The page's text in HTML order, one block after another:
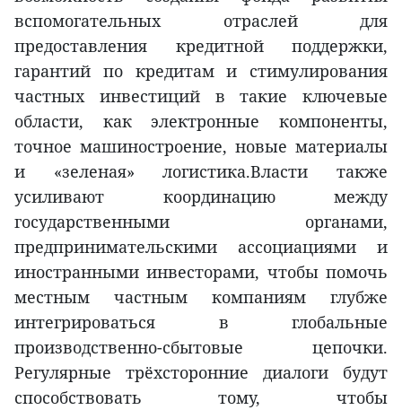
вспомогательных отраслей для
предоставления кредитной поддержки,
гарантий по кредитам и стимулирования
частных инвестиций в такие ключевые
области, как электронные компоненты,
точное машиностроение, новые материалы
и «зеленая» логистика.Власти также
усиливают координацию между
государственными органами,
предпринимательскими ассоциациями и
иностранными инвесторами, чтобы помочь
местным частным компаниям глубже
интегрироваться в глобальные
производственно-сбытовые цепочки.
Регулярные трёхсторонние диалоги будут
способствовать тому, чтобы